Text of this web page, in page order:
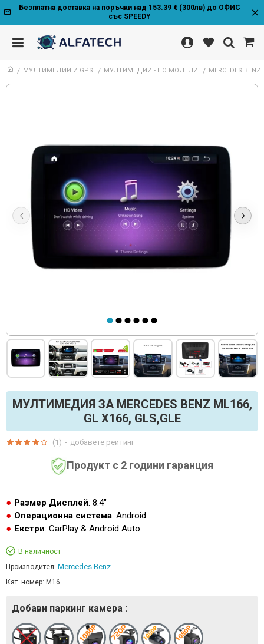
Безплатна доставка на поръчки над 153.39 € (300лв) до ОФИС
със SPEEDY
МУЛТИМЕДИИ И GPS МУЛТИМЕДИИ - ПО МОДЕЛИ MERCEDES BENZ
МУЛТИМЕДИЯ ЗА MERCEDES BENZ ML166,
GL X166, GLS,GLE
Продукт с 2 години гаранция
Размер Дисплей: 8.4"
Операционна система: Android
Екстри: CarPlay & Android Auto
В наличност
Производител: Mercedes Benz
Кат. номер: M16
(1) - добавете рейтинг
Добави паркинг камера :